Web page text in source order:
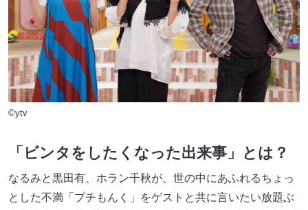
©ytv
「ビンタをしたくなった出来事」とは？
なるみと黒田有、ホラン千秋が、世の中にあふれるちょっ
とした不満「プチもんく」をゲストと共に言いたい放題ぶ